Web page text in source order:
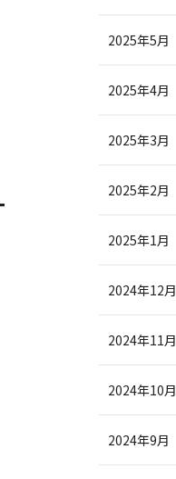
2025年5月
2025年4月
2025年3月
2025年2月
2025年1月
2024年12月
2024年11月
2024年10月
2024年9月